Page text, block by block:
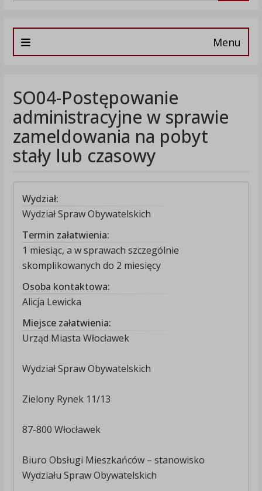
Menu
SO04-Postępowanie
administracyjne w sprawie
zameldowania na pobyt
stały lub czasowy
Wydział:
Wydział Spraw Obywatelskich
Termin załatwienia:
1 miesiąc, a w sprawach szczególnie
skomplikowanych do 2 miesięcy
Osoba kontaktowa:
Alicja Lewicka
Miejsce załatwienia:
Urząd Miasta Włocławek
Wydział Spraw Obywatelskich
Zielony Rynek 11/13
87-800 Włocławek
Biuro Obsługi Mieszkańców – stanowisko
Wydziału Spraw Obywatelskich